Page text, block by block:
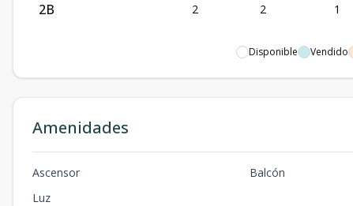
2B 2 2 1
Disponible Vendido
Amenidades
Ascensor Balcón
Luz